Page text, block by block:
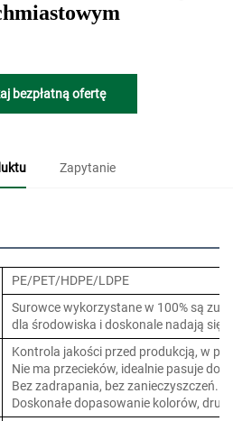
bezpłatną ofertę
Zapytanie
PE/PET/HDPE/LDPE
Surowce wykorzystane w 100% są
dla środowiska i doskonale nadają się
Kontrola jakości przed produkcją, w
Nie ma przecieków, idealnie pasuje do
Bez zadrapania, bez zanieczyszczeń.
Doskonałe dopasowanie kolorów,